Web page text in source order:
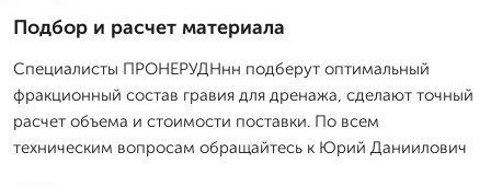
Подбор и расчет материала
Специалисты ПРОНЕРУДНнн подберут оптимальный
фракционный состав гравия для дренажа, сделают точный
расчет объема и стоимости поставки. По всем
техническим вопросам обращайтесь к Юрий Даниилович